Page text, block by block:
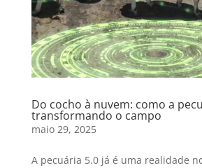
Do cocho à nuvem: como a
transformando o campo
maio 29, 2025
A pecuária 5.0 já é uma realidade